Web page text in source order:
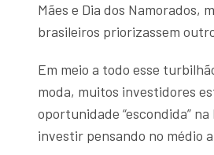
Mães e Dia dos Namorados,
brasileiros priorizassem
Em meio a todo esse
moda, muitos investidores
oportunidade “escondida”
investir pensando no médio